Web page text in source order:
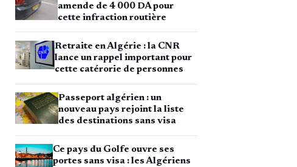
amende de 4 000 DA pour
cette infraction routière
Retraite en Algérie : la CNR
lance un rappel important pour
cette catérorie de personnes
Passeport algérien : un
nouveau pays rejoint la liste
des destinations sans visa
Ce pays du Golfe ouvre ses
portes sans visa : les Algériens